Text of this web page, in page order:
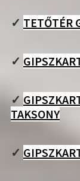
✓ TETŐTÉR
✓
✓
TAKSONY
✓